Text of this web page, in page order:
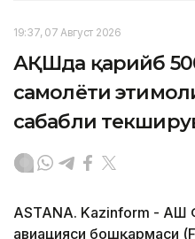
19:37, 07 Август 2026
АҚШда қарийб
самолёти
сабабли
ASTANA. Kazinform -
авиацияси бошқармаси